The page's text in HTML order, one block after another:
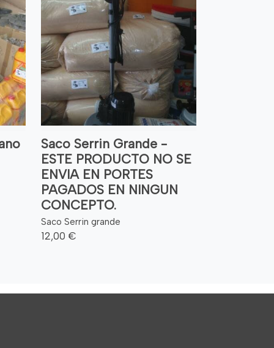
Saco Serrin Grande -
ESTE PRODUCTO NO SE
ENVIA EN PORTES
PAGADOS EN NINGUN
CONCEPTO.
Saco Serrin grande
12,00 €